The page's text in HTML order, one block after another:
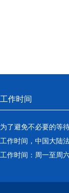
工作时间
为了避免不必要的等
工作时间，中国大陆
工作时间：周一至周